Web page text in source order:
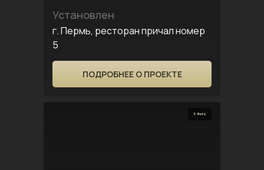
Установлен
г. Пермь, ресторан причал номер
5
ПОДРОБНЕЕ О ПРОЕКТЕ
5 Фото